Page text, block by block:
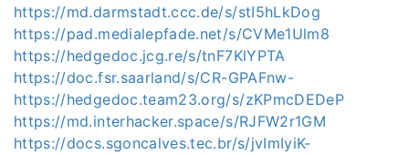
https://md.darmstadt.ccc.de/s/stI5hLkDog
https://pad.medialepfade.net/s/CVMe1Ulm8
https://hedgedoc.jcg.re/s/tnF7KlYPTA
https://doc.fsr.saarland/s/CR-GPAFnw-
https://hedgedoc.team23.org/s/zKPmcDEDeP
https://md.interhacker.space/s/RJFW2r1GM
https://docs.sgoncalves.tec.br/s/jvImIyiK-